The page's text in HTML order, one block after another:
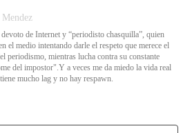
de Internet y “periodisto chasquilla”, quien
el medio intentando darle el respeto que merece el
periodismo, mientras lucha contra su constante
del impostor".Y a veces me da miedo la vida real
mucho lag y no hay respawn.